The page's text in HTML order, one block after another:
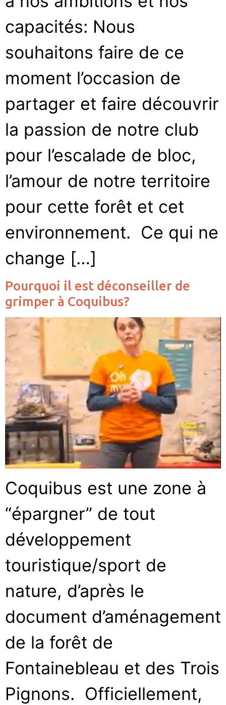
capacités: Nous
souhaitons faire de ce
moment l’occasion de
partager et faire découvrir
la passion de notre club
pour l’escalade de bloc,
l’amour de notre territoire
pour cette forêt et cet
environnement. Ce qui ne
change […]
Pourquoi il est déconseiller de
grimper à Coquibus?
Coquibus est une zone à
“épargner” de tout
développement
touristique/sport de
nature, d’après le
document d’aménagement
de la forêt de
Fontainebleau et des Trois
Pignons. Officiellement,